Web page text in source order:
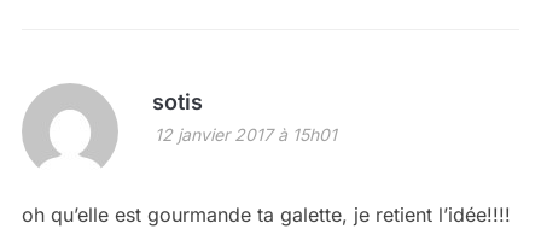
sotis
12 janvier 2017 à 15h01
oh qu’elle est gourmande ta galette, je retient l’idée!!!!